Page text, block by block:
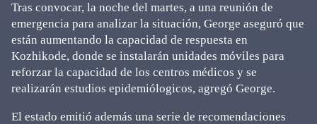
Tras convocar, la noche del martes, a una reunión de
emergencia para analizar la situación, George aseguró que
están aumentando la capacidad de respuesta en
Kozhikode, donde se instalarán unidades móviles para
reforzar la capacidad de los centros médicos y se
realizarán estudios epidemiólogicos, agregó George.
El estado emitió además una serie de recomendaciones